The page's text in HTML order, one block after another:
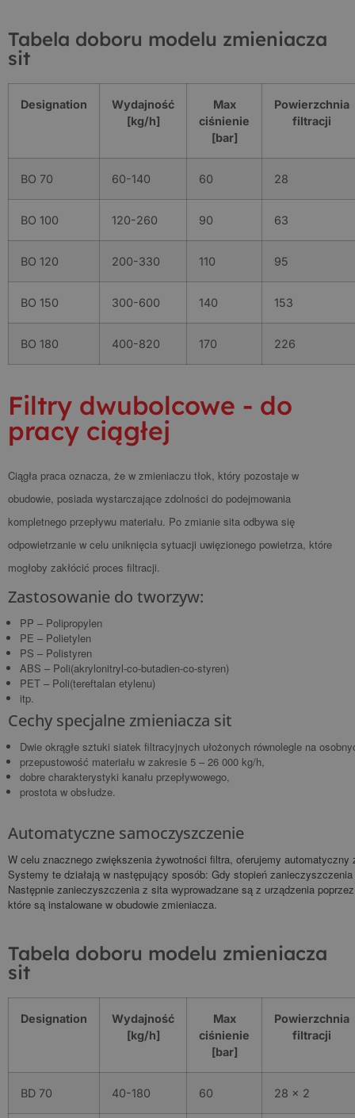
Tabela doboru modelu zmieniacza
sit
Designation
Wydajność
[kg/h]
Max
ciśnienie
[bar]
Powierzchnia
filtracji
BO 70 60-140 60 28
BO 100 120-260 90 63
BO 120 200-330 110 95
BO 150 300-600 140 153
BO 180 400-820 170 226
Filtry dwubolcowe - do
pracy ciągłej
Ciągła praca oznacza, że w zmieniaczu tłok, który pozostaje w
obudowie, posiada wystarczające zdolności do podejmowania
kompletnego przepływu materiału. Po zmianie sita odbywa się
odpowietrzanie w celu uniknięcia sytuacji uwięzionego powietrza, które
mogłoby zakłócić proces filtracji.
Zastosowanie do tworzyw:
PP – Polipropylen
PE – Polietylen
PS – Polistyren
ABS – Poli(akrylonitryl-co-butadien-co-styren)
PET – Poli(tereftalan etylenu)
itp.
Cechy specjalne zmieniacza sit
Dwie okrągłe sztuki siatek filtracyjnych ułożonych równolegle na
przepustowość materiału w zakresie 5 – 26 000 kg/h,
dobre charakterystyki kanału przepływowego,
prostota w obsłudze.
Automatyczne samoczyszczenie
W celu znacznego zwiększenia żywotności filtra, oferujemy
Systemy te działają w następujący sposób: Gdy stopień
Następnie zanieczyszczenia z sita wyprowadzane są z urządzenia
które są instalowane w obudowie zmieniacza.
Tabela doboru modelu zmieniacza
sit
Designation
Wydajność
[kg/h]
Max
ciśnienie
[bar]
Powierzchnia
filtracji
BD 70 40-180 60 28 x 2